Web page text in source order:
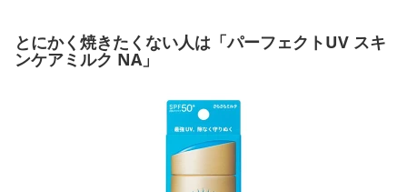
とにかく焼きたくない人は「パーフェクトUV スキ
ンケアミルク NA」